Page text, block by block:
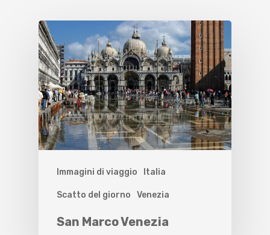
Immagini di viaggio Italia
Scatto del giorno Venezia
San Marco Venezia